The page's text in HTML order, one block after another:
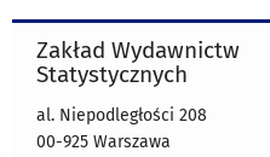
Zakład Wydawnictw
Statystycznych
al. Niepodległości 208
00-925 Warszawa